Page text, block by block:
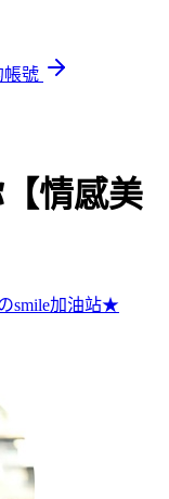
帳號
情感美
smile加油站★